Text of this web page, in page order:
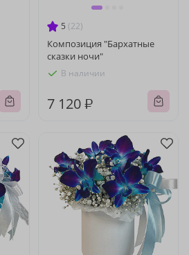
5 (22)
Композиция "Бархатные
сказки ночи"
В наличии
7 120 ₽